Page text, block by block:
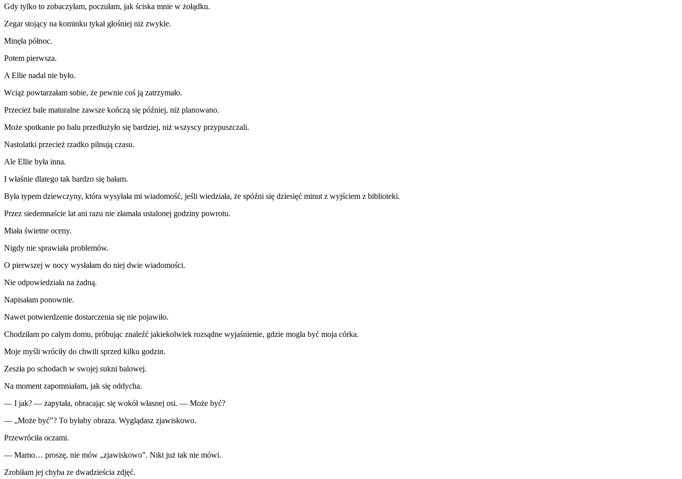
Gdy tylko to zobaczyłam, poczułam, jak ściska mnie w żołądku.
Zegar stojący na kominku tykał głośniej niż zwykle.
Minęła północ.
Potem pierwsza.
A Ellie nadal nie było.
Wciąż powtarzałam sobie, że pewnie coś ją zatrzymało.
Przecież bale maturalne zawsze kończą się później, niż planowano.
Może spotkanie po balu przedłużyło się bardziej, niż wszyscy przypuszczali.
Nastolatki przecież rzadko pilnują czasu.
Ale Ellie była inna.
I właśnie dlatego tak bardzo się bałam.
Była typem dziewczyny, która wysyłała mi wiadomość, jeśli wiedziała, że spóźni się dziesięć minut z wyjściem z biblioteki.
Przez siedemnaście lat ani razu nie złamała ustalonej godziny powrotu.
Miała świetne oceny.
Nigdy nie sprawiała problemów.
O pierwszej w nocy wysłałam do niej dwie wiadomości.
Nie odpowiedziała na żadną.
Napisałam ponownie.
Nawet potwierdzenie dostarczenia się nie pojawiło.
Chodziłam po całym domu, próbując znaleźć jakiekolwiek rozsądne wyjaśnienie, gdzie mogła być moja córka.
Moje myśli wróciły do chwili sprzed kilku godzin.
Zeszła po schodach w swojej sukni balowej.
Na moment zapomniałam, jak się oddycha.
— I jak? — zapytała, obracając się wokół własnej osi. — Może być?
— „Może być”? To byłaby obraza. Wyglądasz zjawiskowo.
Przewróciła oczami.
— Mamo… proszę, nie mów „zjawiskowo”. Nikt już tak nie mówi.
Zrobiłam jej chyba ze dwadzieścia zdjęć.